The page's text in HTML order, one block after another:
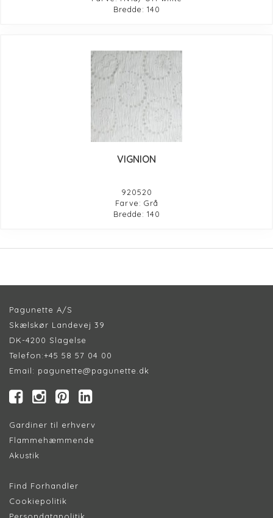
Bredde: 140
VIGNION
920520
Farve: Grå
Bredde: 140
Pagunette A/S
Skælskør Landevej 39
DK-4200 Slagelse
Telefon:+45 58 57 04 00
Email: pagunette@pagunette.dk
Gardiner til erhverv
Flammehæmmende
Akustik
Find Forhandler
Cookiepolitik